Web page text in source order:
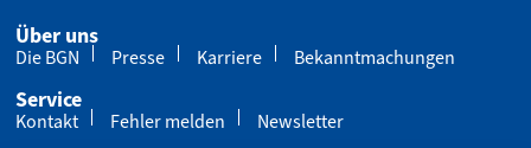
Über uns
Die BGN Presse Karriere Bekanntmachungen
Service
Kontakt Fehler melden Newsletter